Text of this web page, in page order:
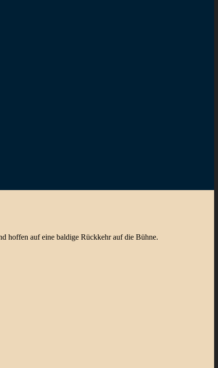
hoffen auf eine baldige Rückkehr auf die Bühne.